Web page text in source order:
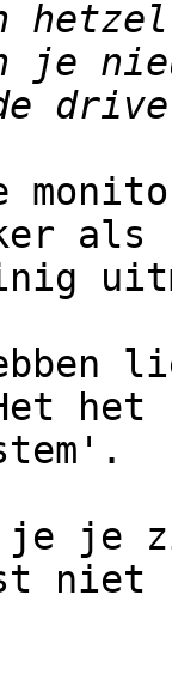
als
Het
je je
niet